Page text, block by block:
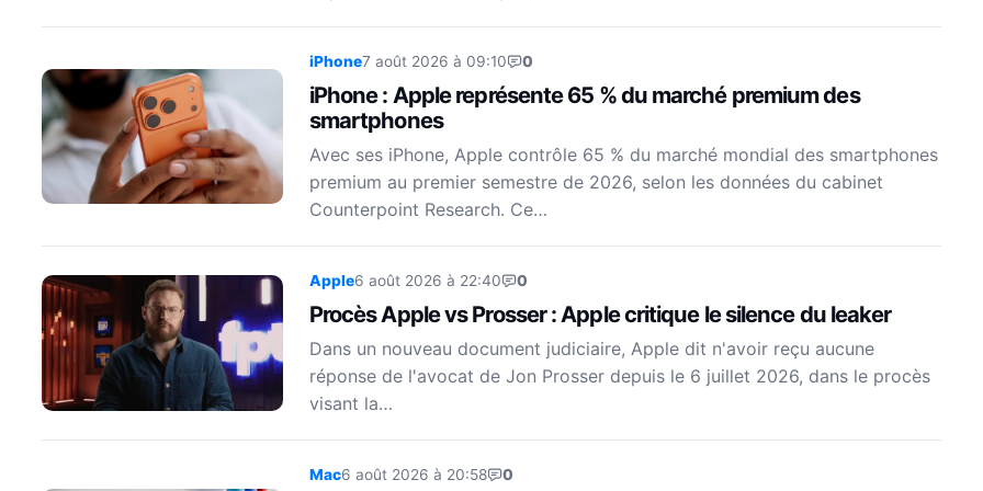
iPhone7 août 2026 à 09:10 0
iPhone : Apple représente 65 % du marché premium des
smartphones
Avec ses iPhone, Apple contrôle 65 % du marché mondial des smartphones
premium au premier semestre de 2026, selon les données du cabinet
Counterpoint Research. Ce…
Apple6 août 2026 à 22:40 0
Procès Apple vs Prosser : Apple critique le silence du leaker
Dans un nouveau document judiciaire, Apple dit n'avoir reçu aucune
réponse de l'avocat de Jon Prosser depuis le 6 juillet 2026, dans le procès
visant la…
Mac6 août 2026 à 20:58 0